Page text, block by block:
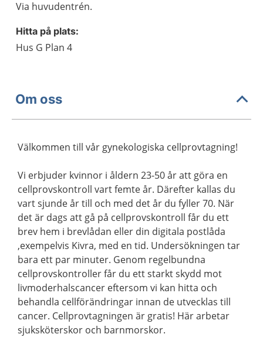
Via huvudentrén.
Hitta på plats:
Hus G Plan 4
Om oss
Välkommen till vår gynekologiska cellprovtagning!
Vi erbjuder kvinnor i åldern 23-50 år att göra en
cellprovskontroll vart femte år. Därefter kallas du
vart sjunde år till och med det år du fyller 70. När
det är dags att gå på cellprovskontroll får du ett
brev hem i brevlådan eller din digitala postlåda
,exempelvis Kivra, med en tid. Undersökningen tar
bara ett par minuter. Genom regelbundna
cellprovskontroller får du ett starkt skydd mot
livmoderhalscancer eftersom vi kan hitta och
behandla cellförändringar innan de utvecklas till
cancer. Cellprovtagningen är gratis! Här arbetar
sjuksköterskor och barnmorskor.